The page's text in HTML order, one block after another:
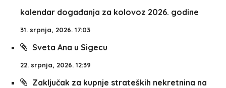
kalendar događanja za kolovoz 2026. godine
31. srpnja, 2026. 17:03
Sveta Ana u Sigecu
22. srpnja, 2026. 12:39
Zaključak za kupnje strateških nekretnina na